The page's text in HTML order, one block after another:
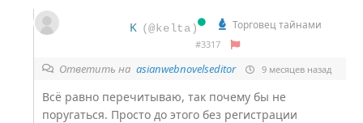
K (@kelta) Торговец тайнами
#3317
Ответить на asianwebnovelseditor 9 месяцев назад
Всё равно перечитываю, так почему бы не
поругаться. Просто до этого без регистрации